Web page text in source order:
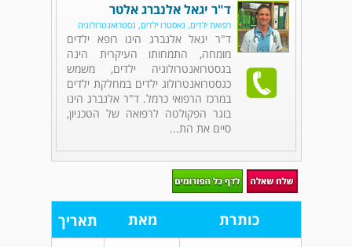
ד"ר יגאל אלנברג אלטר
רפואת ילדים, גאסטרו ילדים, גסטרואנטרולוגיה
ד"ר יגאל אלנברג הינו רופא ילדים
מומחה, התמחותו העיקרית הינה
בגסטרואנטרולוגיה ילדים, משמש
כגסטרואנטרולוג ילדים במחלקת ילדים
במרכז הרפואי כרמל. ד"ר אלנברג הינו
בוגר הפקולטה לרפואה של הטכניון,
סיים את הת...
כותרת מאת תאריך